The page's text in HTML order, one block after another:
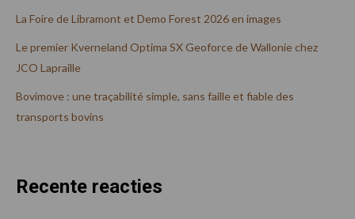
La Foire de Libramont et Demo Forest 2026 en images
Le premier Kverneland Optima SX Geoforce de Wallonie chez
JCO Lapraille
Bovimove : une traçabilité simple, sans faille et fiable des
transports bovins
Recente reacties